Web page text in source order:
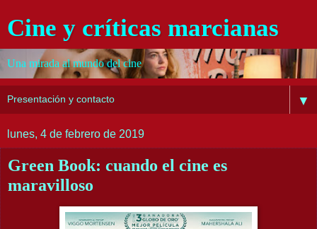
Cine y críticas marcianas
Una mirada al mundo del cine
▼
lunes, 4 de febrero de 2019
Green Book: cuando el cine es
maravilloso